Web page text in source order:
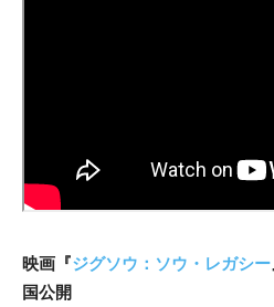
映画『ジグソウ：ソウ・レガシー
国公開